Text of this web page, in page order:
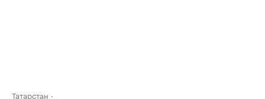
Татарстан